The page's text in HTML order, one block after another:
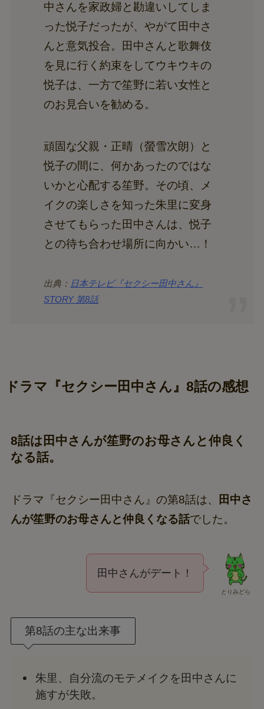
中さんを家政婦と勘違いしてしま
った悦子だったが、やがて田中さ
んと意気投合。田中さんと歌舞伎
を見に行く約束をしてウキウキの
悦子は、一方で笙野に若い女性と
のお見合いを勧める。
頑固な父親・正晴（螢雪次朗）と
悦子の間に、何かあったのではな
いかと心配する笙野。その頃、メ
イクの楽しさを知った朱里に変身
させてもらった田中さんは、悦子
との待ち合わせ場所に向かい…！
出典： 日本テレビ『セクシー田中さん』
STORY 第8話
ドラマ『セクシー田中さん』8話の感想
8話は田中さんが笙野のお母さんと仲良く
なる話。
ドラマ『セクシー田中さん』の第8話は、
田中さ
んが笙野のお母さんと仲良くなる話でした。
とりみどら
田中さんがデート！
第8話の主な出来事
朱里、自分流のモテメイクを田中さんに
施すが失敗。